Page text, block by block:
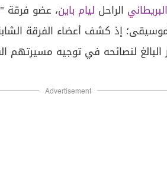
البريطاني الراحل ليام باين، عضو فرقة "
Advertisement